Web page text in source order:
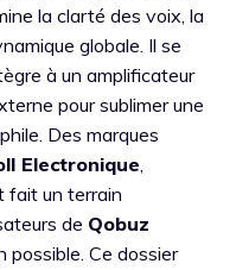
la clarté des voix, la
globale. Il se
à un amplificateur
pour sublimer une
Des marques
Electronique,
fait un terrain
de Qobuz
possible. Ce dossier